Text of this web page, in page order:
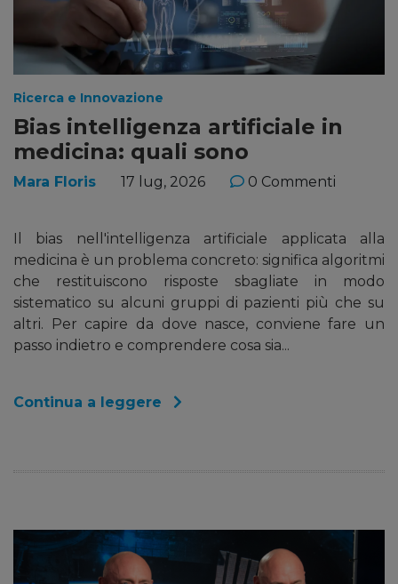
Ricerca e Innovazione
Bias intelligenza artificiale in
medicina: quali sono
Mara Floris 17 lug, 2026 0 Commenti
Il bias nell'intelligenza artificiale applicata alla
medicina è un problema concreto: significa algoritmi
che restituiscono risposte sbagliate in modo
sistematico su alcuni gruppi di pazienti più che su
altri. Per capire da dove nasce, conviene fare un
passo indietro e comprendere cosa sia...
Continua a leggere